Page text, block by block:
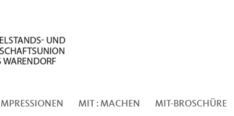
IMPRESSIONEN MIT : MACHEN MIT-BROSCHÜRE